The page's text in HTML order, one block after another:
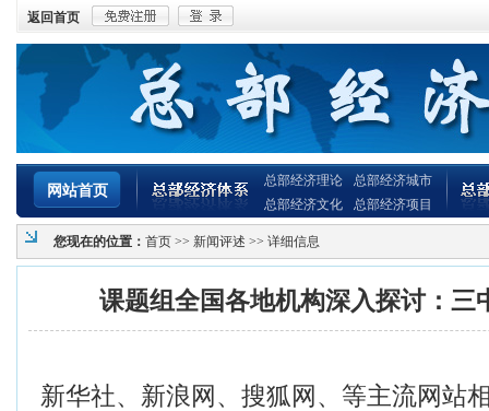
返回首页
网站首页
总部经济理论
总部经济文化
总部经济城市
总部经济项目
您现在的位置： 首页 >> 新闻评述 >> 详细信息
课题组全国各地机构深入探讨：三
新华社、新浪网、搜狐网、等主流网站